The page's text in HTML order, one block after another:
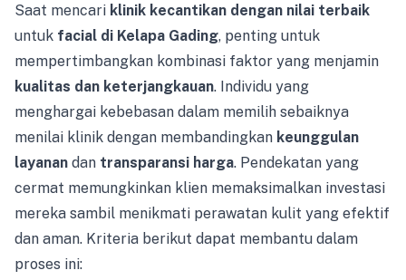
Saat mencari klinik kecantikan dengan nilai terbaik
untuk facial di Kelapa Gading, penting untuk
mempertimbangkan kombinasi faktor yang menjamin
kualitas dan keterjangkauan. Individu yang
menghargai kebebasan dalam memilih sebaiknya
menilai klinik dengan membandingkan keunggulan
layanan dan transparansi harga. Pendekatan yang
cermat memungkinkan klien memaksimalkan investasi
mereka sambil menikmati perawatan kulit yang efektif
dan aman. Kriteria berikut dapat membantu dalam
proses ini: